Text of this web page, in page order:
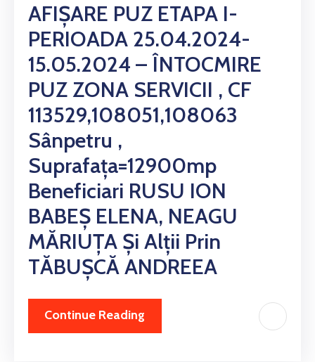
AFIȘARE PUZ ETAPA I-
PERIOADA 25.04.2024-
15.05.2024 – ÎNTOCMIRE
PUZ ZONA SERVICII , CF
113529,108051,108063
Sânpetru ,
Suprafața=12900mp
Beneficiari RUSU ION
BABEȘ ELENA, NEAGU
MĂRIUȚA Și Alții Prin
TĂBUȘCĂ ANDREEA
Continue Reading